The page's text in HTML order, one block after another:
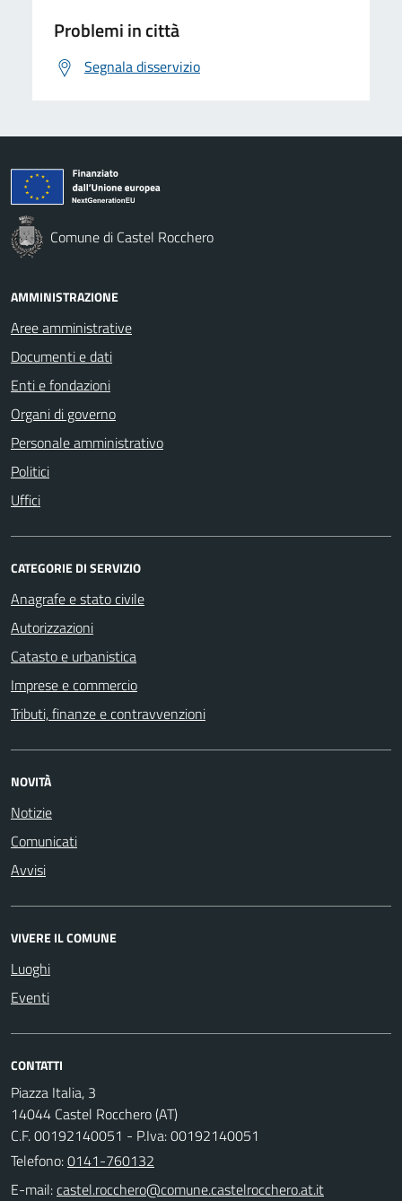
Problemi in città
Segnala disservizio
Comune di Castel Rocchero
AMMINISTRAZIONE
Aree amministrative
Documenti e dati
Enti e fondazioni
Organi di governo
Personale amministrativo
Politici
Uffici
CATEGORIE DI SERVIZIO
Anagrafe e stato civile
Autorizzazioni
Catasto e urbanistica
Imprese e commercio
Tributi, finanze e contravvenzioni
NOVITÀ
Notizie
Comunicati
Avvisi
VIVERE IL COMUNE
Luoghi
Eventi
CONTATTI
Piazza Italia, 3
14044 Castel Rocchero (AT)
C.F. 00192140051 - P.Iva: 00192140051
Telefono:0141-760132
E-mail: